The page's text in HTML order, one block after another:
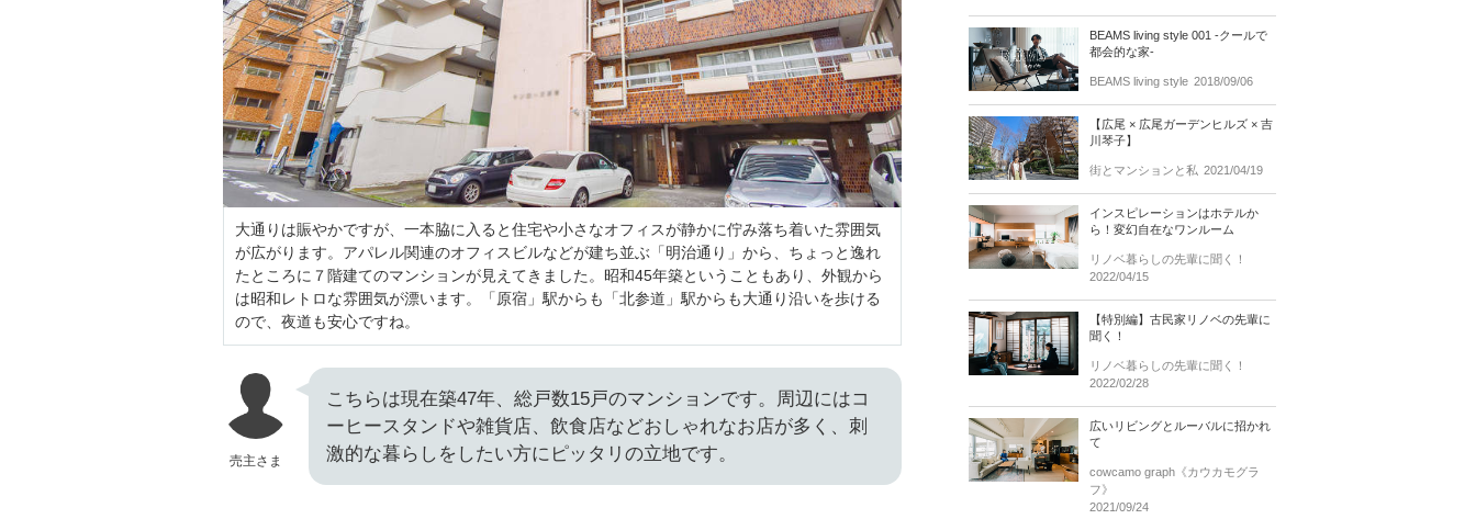
大通りは賑やかですが、一本脇に入ると住宅や小さなオフィスが静かに佇み落ち着いた雰囲気
が広がります。アパレル関連のオフィスビルなどが建ち並ぶ「明治通り」から、ちょっと逸れ
たところに７階建てのマンションが見えてきました。昭和45年築ということもあり、外観から
は昭和レトロな雰囲気が漂います。「原宿」駅からも「北参道」駅からも大通り沿いを歩ける
ので、夜道も安心ですね。
売主さま
こちらは現在築47年、総戸数15戸のマンションです。周辺にはコ
ーヒースタンドや雑貨店、飲食店などおしゃれなお店が多く、刺
激的な暮らしをしたい方にピッタリの立地です。
BEAMS living style 001 -クールで
都会的な家-
BEAMS living style 2018/09/06
【広尾 × 広尾ガーデンヒルズ × 吉
川琴子】
街とマンションと私 2021/04/19
インスピレーションはホテルか
ら！変幻自在なワンルーム
リノベ暮らしの先輩に聞く！
2022/04/15
【特別編】古民家リノベの先輩に
聞く！
リノベ暮らしの先輩に聞く！
2022/02/28
広いリビングとルーバルに招かれ
て
cowcamo graph《カウカモグラ
フ》
2021/09/24